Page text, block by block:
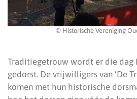
© Historische Vereniging
Traditiegetrouw wordt er die dag
gedorst. De vrijwilligers van ‘De
komen met hun historische